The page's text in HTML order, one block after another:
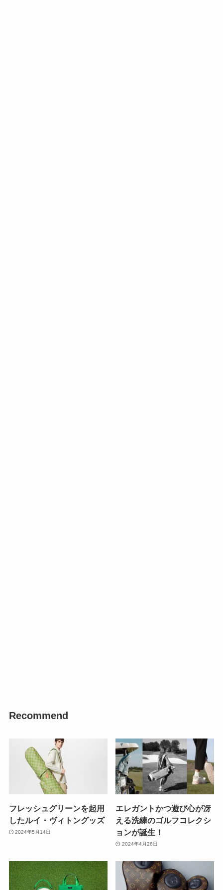
Recommend
フレッシュグリーンを起用
したルイ・ヴィトングッズ
2024年5月14日
エレガントかつ遊び心が冴
える洗練のゴルフコレクシ
ョンが誕生！
2024年4月26日